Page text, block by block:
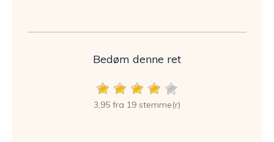
Bedøm denne ret
3,95 fra 19 stemme(r)